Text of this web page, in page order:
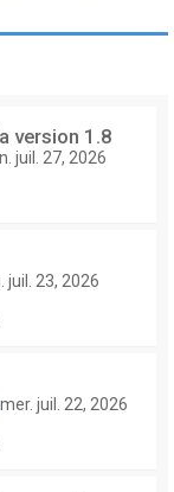
version 1.8
juil. 27, 2026
juil. 23, 2026
mer. juil. 22, 2026